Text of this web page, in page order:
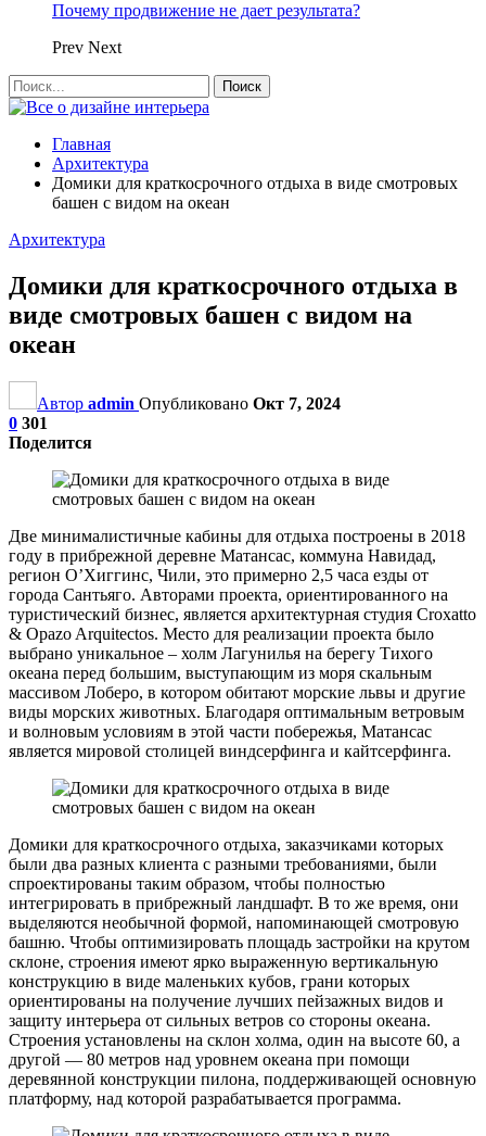
Почему продвижение не дает результата?
Prev Next
Главная
Архитектура
Домики для краткосрочного отдыха в виде смотровых
башен с видом на океан
Архитектура
Домики для краткосрочного отдыха в
виде смотровых башен с видом на
океан
Автор admin Опубликовано Окт 7, 2024
0 301
Поделится
Две минималистичные кабины для отдыха построены в 2018
году в прибрежной деревне Матансас, коммуна Навидад,
регион О’Хиггинс, Чили, это примерно 2,5 часа езды от
города Сантьяго. Авторами проекта, ориентированного на
туристический бизнес, является архитектурная студия Croxatto
& Opazo Arquitectos. Место для реализации проекта было
выбрано уникальное – холм Лагунилья на берегу Тихого
океана перед большим, выступающим из моря скальным
массивом Лоберо, в котором обитают морские львы и другие
виды морских животных. Благодаря оптимальным ветровым
и волновым условиям в этой части побережья, Матансас
является мировой столицей виндсерфинга и кайтсерфинга.
Домики для краткосрочного отдыха, заказчиками которых
были два разных клиента с разными требованиями, были
спроектированы таким образом, чтобы полностью
интегрировать в прибрежный ландшафт. В то же время, они
выделяются необычной формой, напоминающей смотровую
башню. Чтобы оптимизировать площадь застройки на крутом
склоне, строения имеют ярко выраженную вертикальную
конструкцию в виде маленьких кубов, грани которых
ориентированы на получение лучших пейзажных видов и
защиту интерьера от сильных ветров со стороны океана.
Строения установлены на склон холма, один на высоте 60, а
другой — 80 метров над уровнем океана при помощи
деревянной конструкции пилона, поддерживающей основную
платформу, над которой разрабатывается программа.